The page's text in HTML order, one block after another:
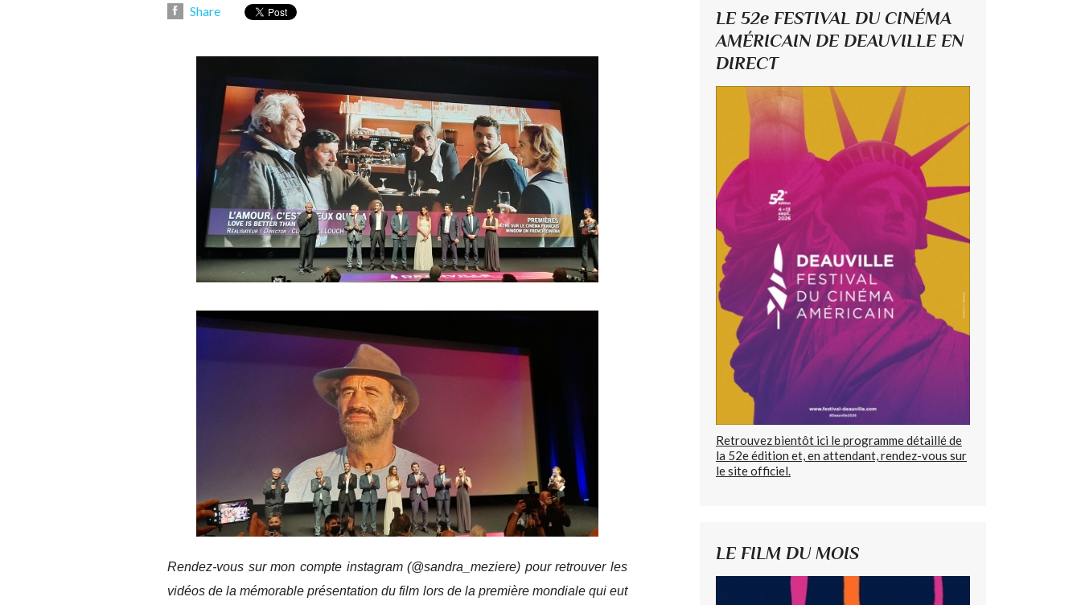
Share
Rendez-vous sur mon compte instagram (@sandra_meziere) pour retrouver les
vidéos de la mémorable présentation du film lors de la première mondiale qui eut
LE 52e FESTIVAL DU CINÉMA
AMÉRICAIN DE DEAUVILLE EN
DIRECT
Retrouvez bientôt ici le programme détaillé de
la 52e édition et, en attendant, rendez-vous sur
le site officiel.
LE FILM DU MOIS